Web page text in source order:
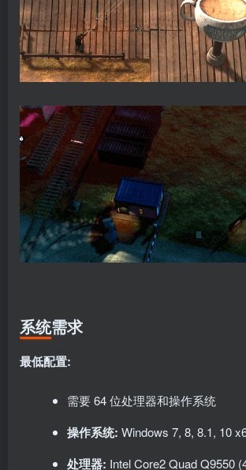
系统需求
最低配置:
需要 64 位处理器和操作系统
操作系统: Windows 7, 8, 8.1, 10
处理器: Intel Core2 Quad Q9550